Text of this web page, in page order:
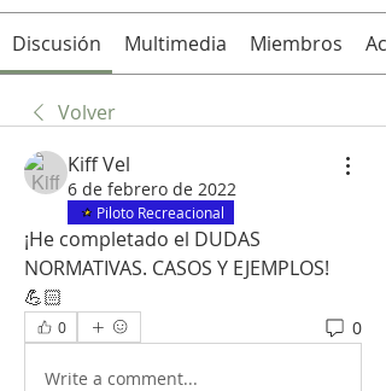
Discusión Multimedia Miembros
Volver
Kiff Vel
6 de febrero de 2022
Piloto Recreacional
¡He completado el DUDAS
NORMATIVAS. CASOS Y EJEMPLOS!
💪🏻
0 0
Write a comment...